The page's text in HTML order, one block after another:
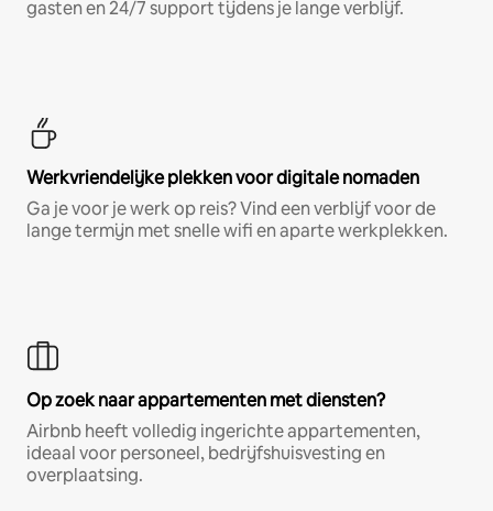
gasten en 24/7 support tijdens je lange verblijf.
Werkvriendelijke plekken voor digitale nomaden
Ga je voor je werk op reis? Vind een verblijf voor de
lange termijn met snelle wifi en aparte werkplekken.
Op zoek naar appartementen met diensten?
Airbnb heeft volledig ingerichte appartementen,
ideaal voor personeel, bedrijfshuisvesting en
overplaatsing.